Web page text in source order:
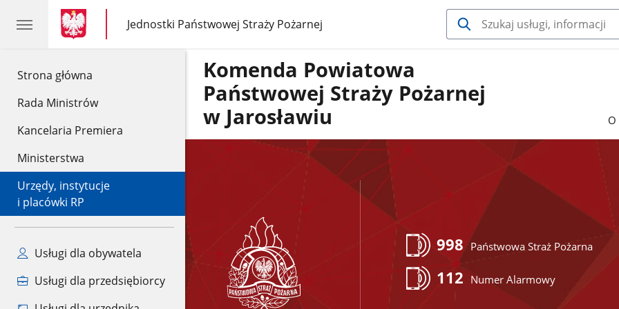
Strona główna
Rada Ministrów
Kancelaria Premiera
Ministerstwa
Urzędy, instytucje
i placówki RP
Usługi dla obywatela
Usługi dla przedsiębiorcy
gov.pl
gov.pl
Jednostki Państwowej Straży Pożarnej
gov.pl
Jednostki
Państwowej
Komenda Powiatowa
Państwowej Straży Pożarnej
w Jarosławiu
O
998 Państwowa Straż Pożarna
112 Numer Alarmowy